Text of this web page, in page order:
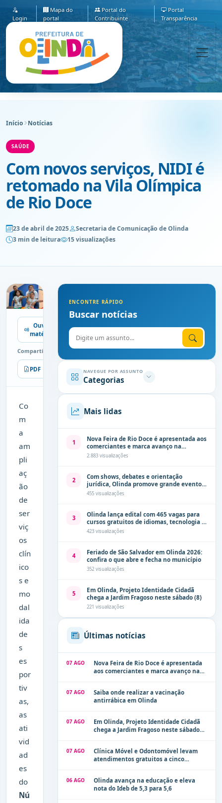
Login
Mapa do
portal
Portal do
Contribuinte
Portal
Transparência
Início Notícias
SAÚDE
Com novos serviços, NIDI é
retomado na Vila Olímpica
de Rio Doce
23 de abril de 2025
Secretaria de Comunicação de Olinda
3 min de leitura
15 visualizações
Ouvir
matéria
Compartilhe
PDF Imprimir
Co
m
a
am
pli
aç
ão
de
ser
viç
os
clín
ico
s e
mo
dal
ida
de
s
es
por
tiv
as,
as
ati
vid
ad
es
do
Nú
ENCONTRE RÁPIDO
Buscar notícias
Digite o assunto
NAVEGUE POR ASSUNTO
Categorias
Mais lidas
1
Nova Feira de Rio Doce é apresentada aos
comerciantes e marca avanço na
modernização dos espaços públicos de
2.883 visualizações
2
Com shows, debates e orientação
jurídica, Olinda promove grande evento
de combate à violência contra a mulher
neste sábado (8)
455 visualizações
3
Olinda lança edital com 465 vagas para
cursos gratuitos de idiomas, tecnologia e
comunicação
423 visualizações
4
Feriado de São Salvador em Olinda 2026:
confira o que abre e fecha no município
352 visualizações
5
Em Olinda, Projeto Identidade Cidadã
chega a Jardim Fragoso neste sábado (8)
221 visualizações
Últimas notícias
07 AGO
Nova Feira de Rio Doce é apresentada
aos comerciantes e marca avanço na
07 AGO
Saiba onde realizar a vacinação
antirrábica em Olinda
07 AGO
Em Olinda, Projeto Identidade Cidadã
chega a Jardim Fragoso neste sábado
07 AGO
Clínica Móvel e Odontomóvel levam
atendimentos gratuitos a cinco
06 AGO
Olinda avança na educação e eleva
nota do Ideb de 5,3 para 5,6